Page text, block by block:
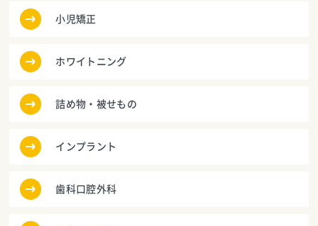
小児矯正
ホワイトニング
詰め物・被せもの
インプラント
歯科口腔外科